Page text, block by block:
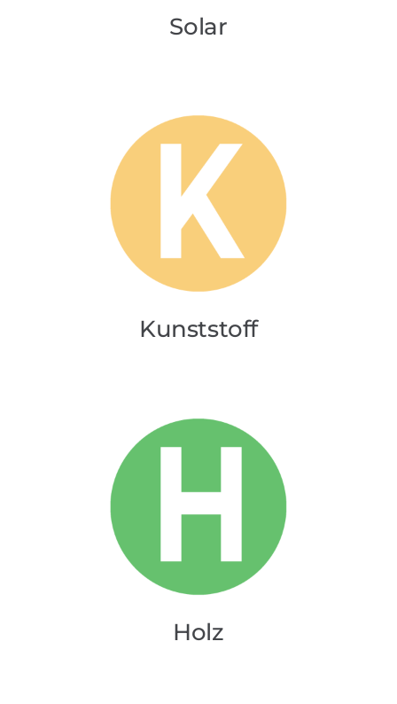
Solar
Kunststoff
Holz